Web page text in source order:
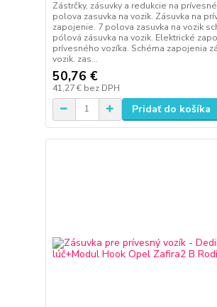
Zástrčky, zásuvky a redukcie na
polova zasuvka na vozik. Zásuvka na
zapojenie. 7 polova zasuvka na vozik
pólová zásuvka na vozik. Elektrické
prívesného vozíka. Schéma zapojenia
vozik. zas...
50,76 €
41,27 € bez DPH
Pridať do košíka